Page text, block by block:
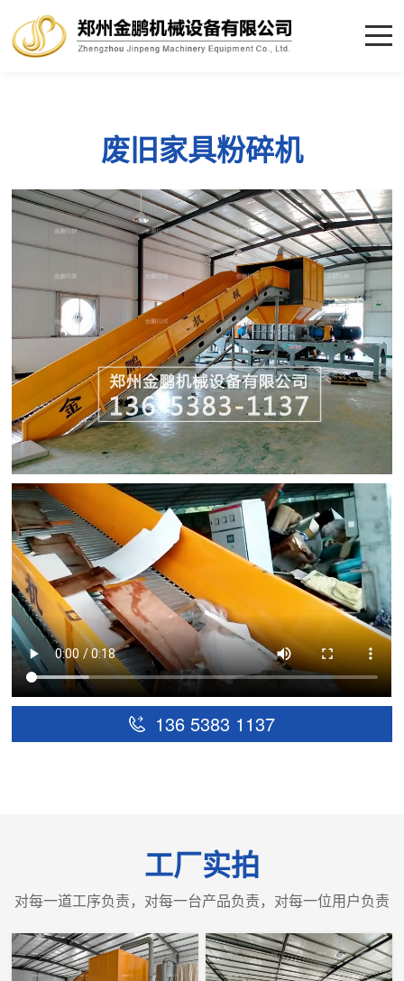
废旧家具粉碎机
136 5383 1137
工厂实拍
对每一道工序负责，对每一台产品负责，对每一位用户负责